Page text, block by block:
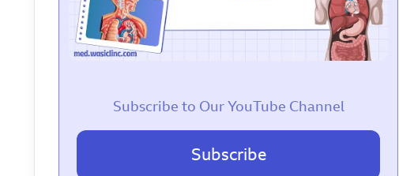
Subscribe to Our YouTube Channel
Subscribe